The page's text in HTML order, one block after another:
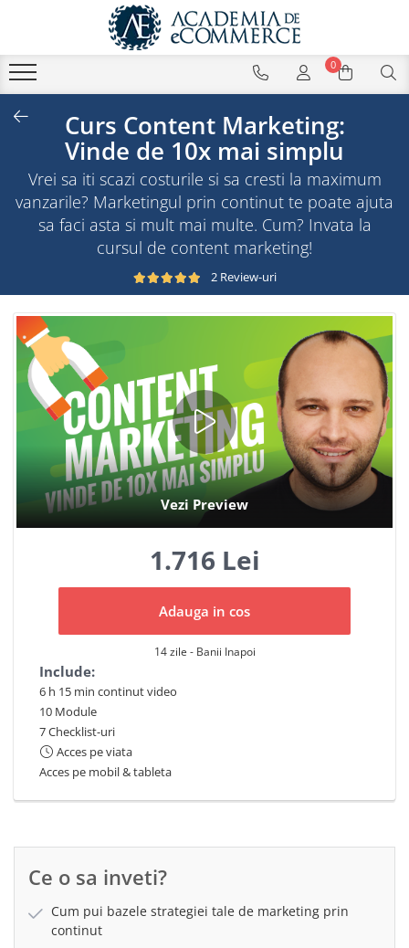
0
Curs Content Marketing:
Vinde de 10x mai simplu
Vrei sa iti scazi costurile si sa cresti la maximum
vanzarile? Marketingul prin continut te poate ajuta
sa faci asta si mult mai multe. Cum? Invata la
cursul de content marketing!
2 Review-uri
1.716 Lei
Adauga in cos
14 zile - Banii Inapoi
Include:
6 h 15 min continut video
10 Module
7 Checklist-uri
Acces pe viata
Acces pe mobil & tableta
Ce o sa inveti?
Cum pui bazele strategiei tale de marketing prin
continut